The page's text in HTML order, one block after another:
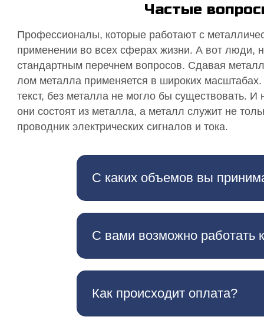
Частые
Профессионалы, которые работают с
применении во всех сферах жизни. А вот люди,
стандартным перечнем вопросов. Сдавая
лом металла применяется в широких масштабах.
текст, без металла не могло бы существовать.
они состоят из металла, а металл служит не
проводник электрических сигналов и тока.
С каких объемов вы
С вами возможно работать
Как происходит оплата?